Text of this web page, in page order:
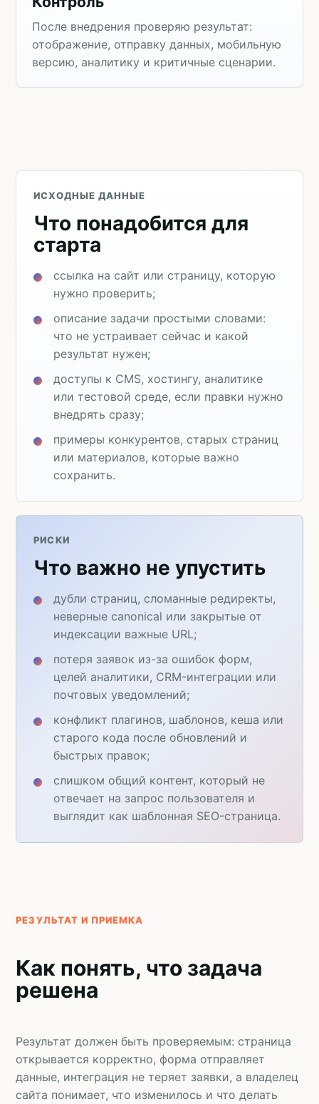
После внедрения проверяю результат:
отображение, отправку данных, мобильную
версию, аналитику и критичные сценарии.
ИСХОДНЫЕ ДАННЫЕ
Что понадобится для
старта
ссылка на сайт или страницу, которую
нужно проверить;
описание задачи простыми словами:
что не устраивает сейчас и какой
результат нужен;
доступы к CMS, хостингу, аналитике
или тестовой среде, если правки нужно
внедрять сразу;
примеры конкурентов, старых страниц
или материалов, которые важно
сохранить.
РИСКИ
Что важно не упустить
дубли страниц, сломанные редиректы,
неверные canonical или закрытые от
индексации важные URL;
потеря заявок из-за ошибок форм,
целей аналитики, CRM-интеграции или
почтовых уведомлений;
конфликт плагинов, шаблонов, кеша или
старого кода после обновлений и
быстрых правок;
слишком общий контент, который не
отвечает на запрос пользователя и
выглядит как шаблонная SEO-страница.
РЕЗУЛЬТАТ И ПРИЕМКА
Как понять, что задача
решена
Результат должен быть проверяемым: страница
открывается корректно, форма отправляет
данные, интеграция не теряет заявки, а владелец
сайта понимает, что изменилось и что делать